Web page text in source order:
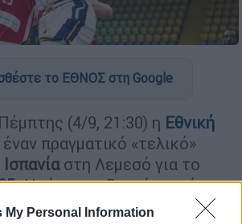
My Personal Information
το ΕΘΝΟΣ στη Google
(4/9, 21:30) η Εθνική
έναν πραγματικό «τελικό»
Ισπανίαστη Λεμεσό για το
. Η νίκη της Βοσνίας επί της
για τον 3ο όμιλο